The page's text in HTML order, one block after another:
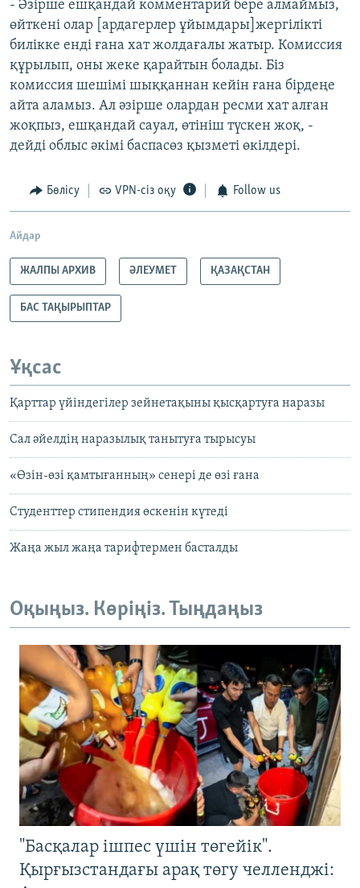
- Әзірше ешқандай комментарий бере алмаймыз,
өйткені олар [ардагерлер ұйымдары]жергілікті
билікке енді ғана хат жолдағалы жатыр. Комиссия
құрылып, оны жеке қарайтын болады. Біз
комиссия шешімі шыққаннан кейін ғана бірдеңе
айта аламыз. Ал әзірше олардан ресми хат алған
жоқпыз, ешқандай сауал, өтініш түскен жоқ, -
дейді облыс әкімі баспасөз қызметі өкілдері.
Бөлісу VPN-сіз оқу Follow us
Айдар
ЖАЛПЫ АРХИВ ӘЛЕУМЕТ ҚАЗАҚСТАН
БАС ТАҚЫРЫПТАР
Ұқсас
Қарттар үйіндегілер зейнетақыны қысқартуға наразы
Сал әйелдің наразылық танытуға тырысуы
«Өзін-өзі қамтығанның» сенері де өзі ғана
Студенттер стипендия өскенін күтеді
Жаңа жыл жаңа тарифтермен басталды
Оқыңыз. Көріңіз. Тыңдаңыз
"Басқалар ішпес үшін төгейік".
Қырғызстандағы арақ төгу челленджі: